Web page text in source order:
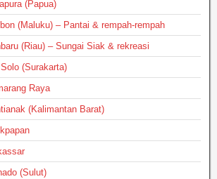
(Papua)
(Maluku) – Pantai & rempah-rempah
(Riau) – Sungai Siak & rekreasi
(Surakarta)
Raya
(Kalimantan Barat)
(Sulut)